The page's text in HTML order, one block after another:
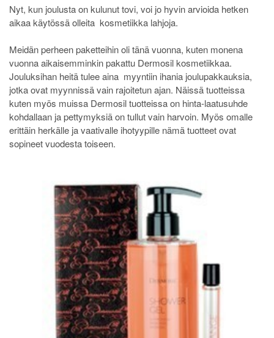
Nyt, kun joulusta on kulunut tovi, voi jo hyvin arvioida hetken
aikaa käytössä olleita kosmetiikka lahjoja.
Meidän perheen paketteihin oli tänä vuonna, kuten monena
vuonna aikaisemminkin pakattu Dermosil kosmetiikkaa.
Jouluksihan heitä tulee aina myyntiin ihania joulupakkauksia,
jotka ovat myynnissä vain rajoitetun ajan. Näissä tuotteissa
kuten myös muissa Dermosil tuotteissa on hinta-laatusuhde
kohdallaan ja pettymyksiä on tullut vain harvoin. Myös omalle
erittäin herkälle ja vaativalle ihotyypille nämä tuotteet ovat
sopineet vuodesta toiseen.